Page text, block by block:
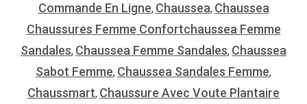
Commande En Ligne, Chaussea, Chaussea
Chaussures Femme Confortchaussea Femme
Sandales, Chaussea Femme Sandales, Chaussea
Sabot Femme, Chaussea Sandales Femme,
Chaussmart, Chaussure Avec Voute Plantaire